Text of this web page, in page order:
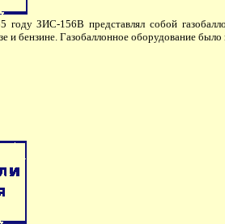
ЗИС-156В представлял собой
и бензине. Газобаллонное оборудование